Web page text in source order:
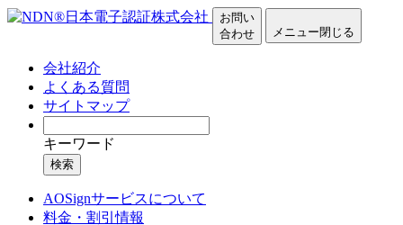
お問い
合わせ
メニュー閉じる
会社紹介
よくある質問
サイトマップ
キーワード
検索
AOSignサービスについて
料金・割引情報